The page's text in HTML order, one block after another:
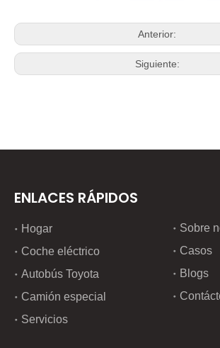
Anterior:
Siguiente:
ENLACES RÁPIDOS
Hogar
Coche eléctrico
Autobús Toyota
Camión especial
Servicios
Sobre
Casos
Blogs